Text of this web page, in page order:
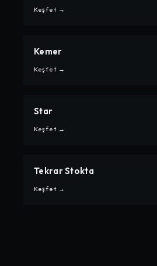
HEDIYELIK
Keşfet →
CARPE
KEMER
Kemer
Keşfet →
CARPE
STAR
Star
Keşfet →
CARPE
TEKRAR STOKTA
Tekrar Stokta
Keşfet →